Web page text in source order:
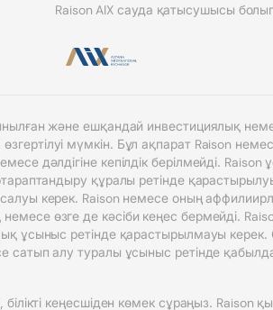
Raison AIX сауда қатысушысы
және ешқандай инвестициялық
мүмкін. Бұл ақпарат Raison
дәлдігіне кепілдік берілмейді.
құралы ретінде қарастырылуы
керек. Raison немесе оның
өзге де кәсіби кеңес бермейді.
ұсыныс ретінде қарастырылмауы
алу туралы ұсыныс ретінде
кеңесшіден көмек сұраңыз. Raison